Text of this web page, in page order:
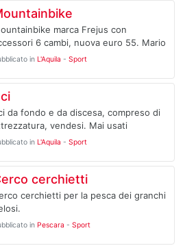
marca Frejus con
6 cambi, nuova euro 55. Mario
in L'Aquila - Sport
da fondo e da discesa, compreso di
vendesi. Mai usati
in L'Aquila - Sport
cerchietti
cerchietti per la pesca dei granchi
in Pescara - Sport